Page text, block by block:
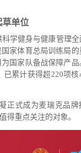
单位
学健身与健康管理全
家体育总局训练局的
国家队备战保障产品
累计获得超220项核
正式成为麦瑞克品牌
得重点关注的对象。